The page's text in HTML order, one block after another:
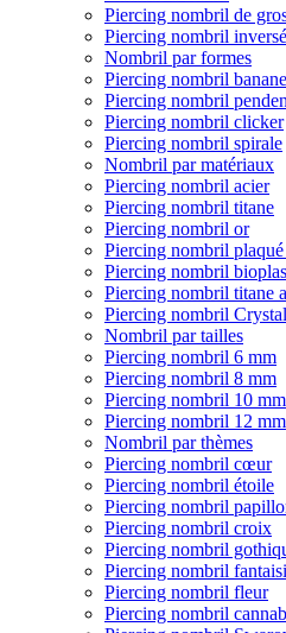
Piercing nombril de
Piercing nombril inversé
Nombril par formes
Piercing nombril banane
Piercing nombril
Piercing nombril clicker
Piercing nombril spirale
Nombril par matériaux
Piercing nombril acier
Piercing nombril titane
Piercing nombril or
Piercing nombril
Piercing nombril
Piercing nombril titane
Piercing nombril
Nombril par tailles
Piercing nombril 6 mm
Piercing nombril 8 mm
Piercing nombril 10 mm
Piercing nombril 12 mm
Nombril par thèmes
Piercing nombril cœur
Piercing nombril étoile
Piercing nombril
Piercing nombril croix
Piercing nombril
Piercing nombril
Piercing nombril fleur
Piercing nombril